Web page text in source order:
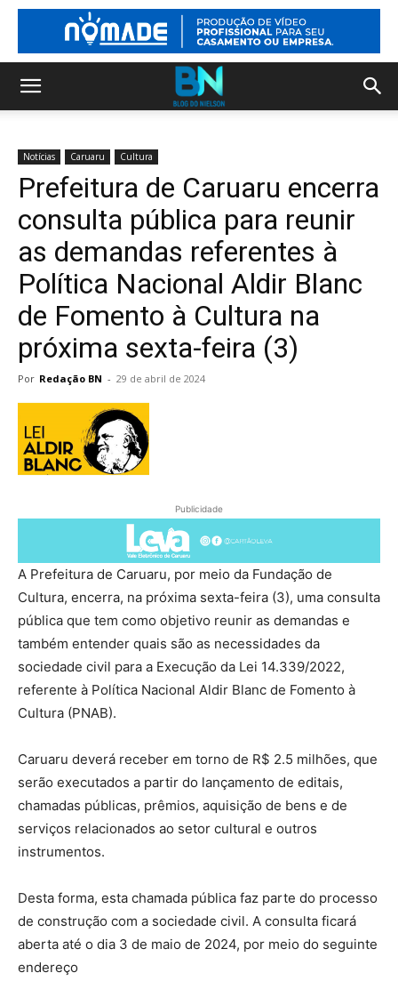
Notícias Caruaru Cultura
Prefeitura de Caruaru encerra
consulta pública para reunir
as demandas referentes à
Política Nacional Aldir Blanc
de Fomento à Cultura na
próxima sexta-feira (3)
Por Redação BN - 29 de abril de 2024
Publicidade
A Prefeitura de Caruaru, por meio da Fundação de
Cultura, encerra, na próxima sexta-feira (3), uma consulta
pública que tem como objetivo reunir as demandas e
também entender quais são as necessidades da
sociedade civil para a Execução da Lei 14.339/2022,
referente à Política Nacional Aldir Blanc de Fomento à
Cultura (PNAB).
Caruaru deverá receber em torno de R$ 2.5 milhões, que
serão executados a partir do lançamento de editais,
chamadas públicas, prêmios, aquisição de bens e de
serviços relacionados ao setor cultural e outros
instrumentos.
Desta forma, esta chamada pública faz parte do processo
de construção com a sociedade civil. A consulta ficará
aberta até o dia 3 de maio de 2024, por meio do seguinte
endereço